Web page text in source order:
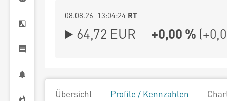
08.08.26 13:04:24 RT
64,72 EUR +0,00 % (
Übersicht Profile / Kennzahlen